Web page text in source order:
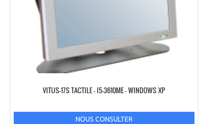
VITUS-17S TACTILE – I5-3610ME – WINDOWS XP
NOUS CONSULTER